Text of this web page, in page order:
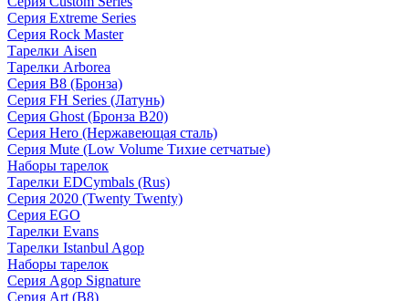
Серия Extreme Series
Серия Rock Master
Тарелки Aisen
Тарелки Arborea
Серия B8 (Бронза)
Серия FH Series (Латунь)
Серия Ghost (Бронза B20)
Серия Hero (Нержавеющая сталь)
Серия Mute (Low Volume Тихие сетчатые)
Наборы тарелок
Тарелки EDCymbals (Rus)
Серия 2020 (Twenty Twenty)
Серия EGO
Тарелки Evans
Тарелки Istanbul Agop
Наборы тарелок
Серия Agop Signature
Серия Art (B8)